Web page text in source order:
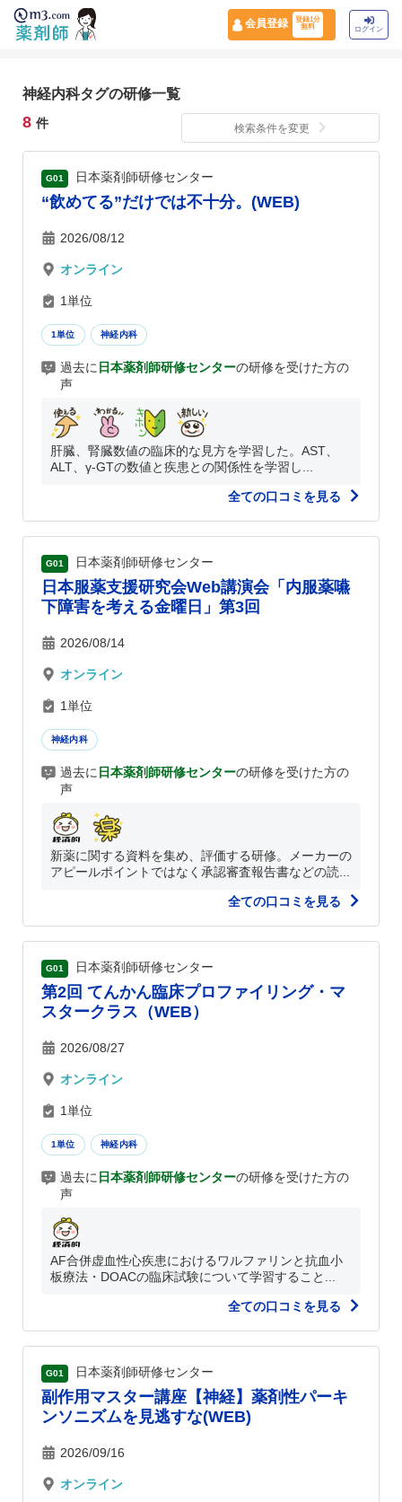
会員登録
登録1分
無料
ログイン
神経内科タグの研修一覧
8 件 検索条件を変更
G01 日本薬剤師研修センター
“飲めてる”だけでは不十分。(WEB)
2026/08/12
オンライン
1単位
1単位 神経内科
過去に 日本薬剤師研修センターの研修を受けた方の
声
肝臓、腎臓数値の臨床的な見方を学習した。AST、
ALT、γ-GTの数値と疾患との関係性を学習し...
全ての口コミを見る
G01 日本薬剤師研修センター
日本服薬支援研究会Web講演会「内服薬嚥
下障害を考える金曜日」第3回
2026/08/14
オンライン
1単位
神経内科
過去に 日本薬剤師研修センターの研修を受けた方の
声
新薬に関する資料を集め、評価する研修。メーカーの
アピールポイントではなく承認審査報告書などの読...
全ての口コミを見る
G01 日本薬剤師研修センター
第2回 てんかん臨床プロファイリング・マ
スタークラス（WEB）
2026/08/27
オンライン
1単位
1単位 神経内科
過去に 日本薬剤師研修センターの研修を受けた方の
声
AF合併虚血性心疾患におけるワルファリンと抗血小
板療法・DOACの臨床試験について学習すること...
全ての口コミを見る
G01 日本薬剤師研修センター
副作用マスター講座【神経】薬剤性パーキ
ンソニズムを見逃すな(WEB)
2026/09/16
オンライン